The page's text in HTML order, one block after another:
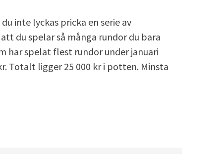
inte lyckas pricka en serie av
du spelar så många rundor du bara
har spelat flest rundor under januari
Totalt ligger 25 000 kr i potten. Minsta